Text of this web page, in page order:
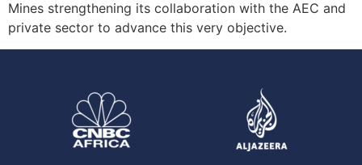
Mines strengthening its collaboration with the AEC and
private sector to advance this very objective.